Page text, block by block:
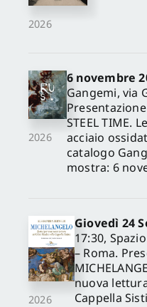
2026
2026
6 novembre
Gangemi, via
Presentazione
STEEL TIME.
acciaio
catalogo
mostra: 6
2026
Giovedì 24
17:30,
– Roma.
nuova
Cappella